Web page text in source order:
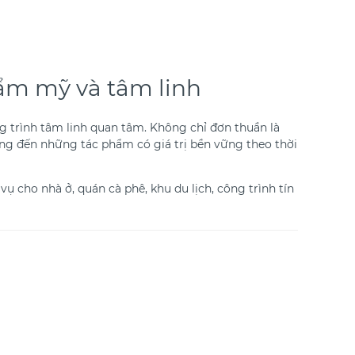
mỹ và tâm linh
trình tâm linh quan tâm. Không chỉ đơn thuần là
đến những tác phẩm có giá trị bền vững theo thời
cho nhà ở, quán cà phê, khu du lịch, công trình tín